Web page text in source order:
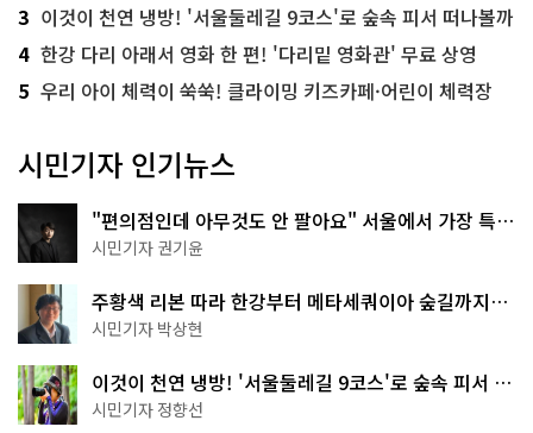
3 이것이 천연 냉방! '서울둘레길 9코스'로 숲속 피서 떠나볼까
4 한강 다리 아래서 영화 한 편! '다리밑 영화관' 무료 상영
5 우리 아이 체력이 쑥쑥! 클라이밍 키즈카페·어린이 체력장
시민기자 인기뉴스
"편의점인데 아무것도 안 팔아요" 서울에서 가장 특별
한 편의점의 정체
시민기자 권기윤
주황색 리본 따라 한강부터 메타세쿼이아 숲길까지…
서울둘레길 15코스
시민기자 박상현
이것이 천연 냉방! '서울둘레길 9코스'로 숲속 피서 떠
나볼까
시민기자 정향선